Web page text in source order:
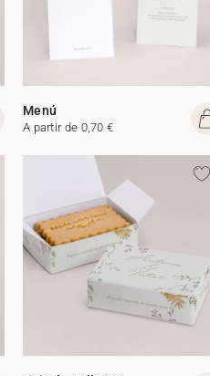
Menú
A partir de 0,70 €